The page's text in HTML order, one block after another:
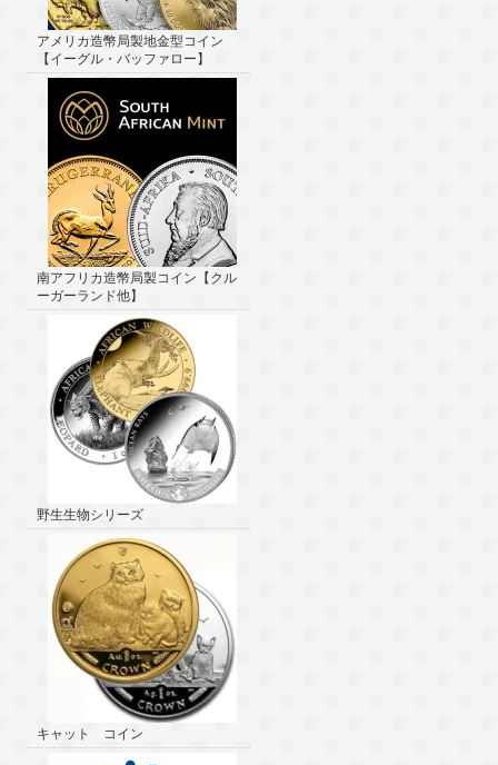
アメリカ造幣局製地金型コイン
【イーグル・バッファロー】
南アフリカ造幣局製コイン【クル
ーガーランド他】
野生生物シリーズ
キャット コイン